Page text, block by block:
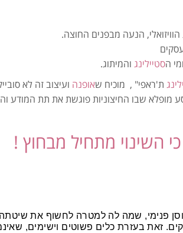
הוויזואלי, הנעה מבפנים החוצה.
הסטיילינג והמיתוג.
ת'ראפי" , מוכיח שאופנה ועיצוב זה לא
מופלא שבו החיצוניות פוגשת את תת המודע
פנימי, שמה לה למטרה לחשוף את
זאת בעזרת כלים פשוטים וישימים,